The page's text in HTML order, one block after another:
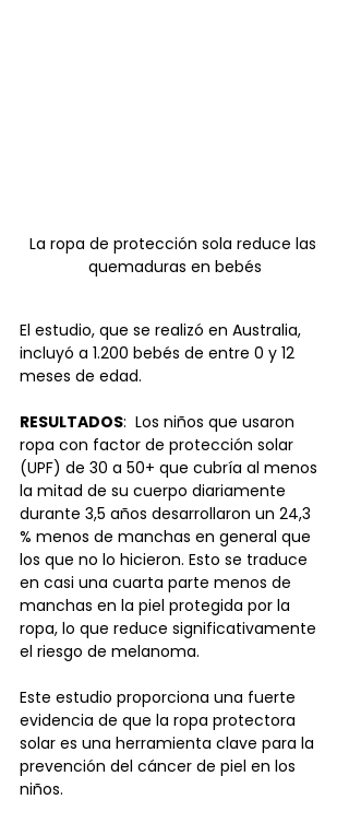
La ropa de protección sola reduce las
quemaduras en bebés
El estudio, que se realizó en Australia,
incluyó a 1.200 bebés de entre 0 y 12
meses de edad.
RESULTADOS:  Los niños que usaron
ropa con factor de protección solar
(UPF) de 30 a 50+ que cubría al menos
la mitad de su cuerpo diariamente
durante 3,5 años desarrollaron un 24,3
% menos de manchas en general que
los que no lo hicieron. Esto se traduce
en casi una cuarta parte menos de
manchas en la piel protegida por la
ropa, lo que reduce significativamente
el riesgo de melanoma.
Este estudio proporciona una fuerte
evidencia de que la ropa protectora
solar es una herramienta clave para la
prevención del cáncer de piel en los
niños.